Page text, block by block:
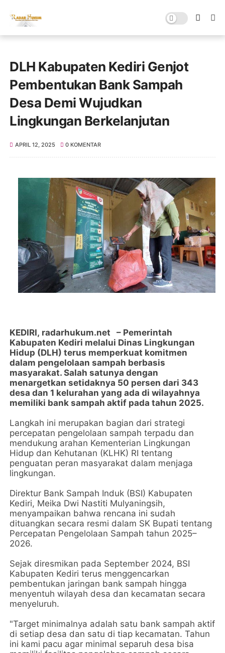
DLH Kabupaten Kediri Genjot
Pembentukan Bank Sampah
Desa Demi Wujudkan
Lingkungan Berkelanjutan
APRIL 12, 2025 0 KOMENTAR
KEDIRI, radarhukum.net
– Pemerintah
Kabupaten Kediri melalui Dinas Lingkungan
Hidup (DLH) terus memperkuat komitmen
dalam pengelolaan sampah berbasis
masyarakat. Salah satunya dengan
menargetkan setidaknya 50 persen dari 343
desa dan 1 kelurahan yang ada di wilayahnya
memiliki bank sampah aktif pada tahun 2025.
Langkah ini merupakan bagian dari strategi
percepatan pengelolaan sampah terpadu dan
mendukung arahan Kementerian Lingkungan
Hidup dan Kehutanan (KLHK) RI tentang
penguatan peran masyarakat dalam menjaga
lingkungan.
Direktur Bank Sampah Induk (BSI) Kabupaten
Kediri, Meika Dwi Nastiti Mulyaningsih,
menyampaikan bahwa rencana ini sudah
dituangkan secara resmi dalam SK Bupati tentang
Percepatan Pengelolaan Sampah tahun 2025–
2026.
Sejak diresmikan pada September 2024, BSI
Kabupaten Kediri terus menggencarkan
pembentukan jaringan bank sampah hingga
menyentuh wilayah desa dan kecamatan secara
menyeluruh.
"Target minimalnya adalah satu bank sampah aktif
di setiap desa dan satu di tiap kecamatan. Tahun
ini kami pacu agar minimal separuh desa bisa